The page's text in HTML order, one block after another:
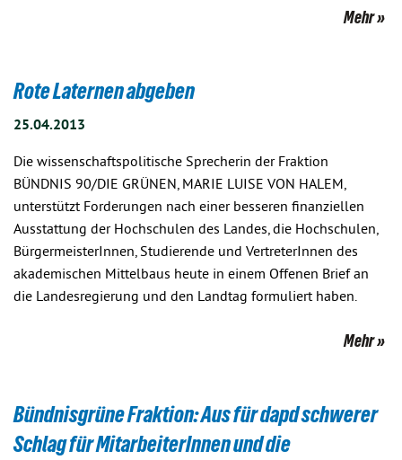
Mehr
Rote Laternen abgeben
25.04.2013
Die wissenschaftspolitische Sprecherin der Fraktion
BÜNDNIS 90/DIE GRÜNEN, MARIE LUISE VON HALEM,
unterstützt Forderungen nach einer besseren finanziellen
Ausstattung der Hochschulen des Landes, die Hochschulen,
BürgermeisterInnen, Studierende und VertreterInnen des
akademischen Mittelbaus heute in einem Offenen Brief an
die Landesregierung und den Landtag formuliert haben.
Mehr
Bündnisgrüne Fraktion: Aus für dapd schwerer
Schlag für MitarbeiterInnen und die